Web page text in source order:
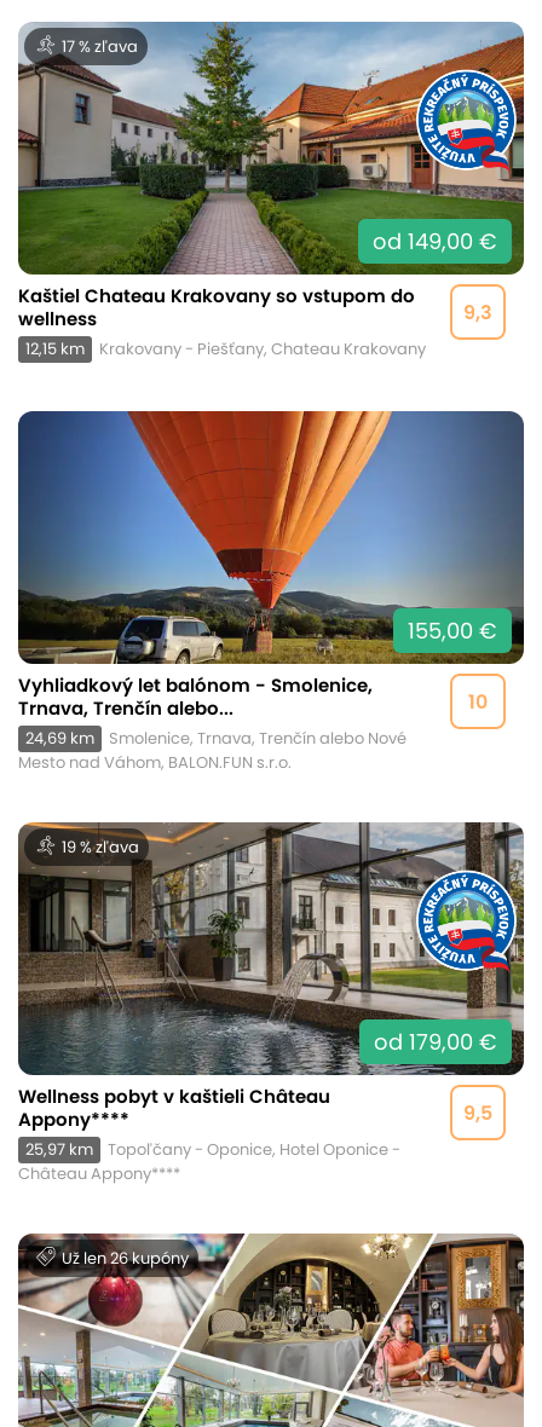
17 % zľava
od 149,00 €
9,3
Kaštiel Chateau Krakovany so vstupom do
wellness
12,15 km Krakovany - Piešťany, Chateau Krakovany
155,00 €
10
Vyhliadkový let balónom - Smolenice,
Trnava, Trenčín alebo...
24,69 km
Smolenice, Trnava, Trenčín alebo Nové
Mesto nad Váhom, BALON.FUN s.r.o.
19 % zľava
od 179,00 €
9,5
Wellness pobyt v kaštieli Château
Appony****
25,97 km
Topoľčany - Oponice, Hotel Oponice -
Château Appony****
Už len 26 kupóny